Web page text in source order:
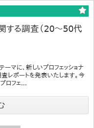
関する調査（20～50代
ーマに、新しいプロフェッショナ
レポートを発表いたします。今
ロフェ...